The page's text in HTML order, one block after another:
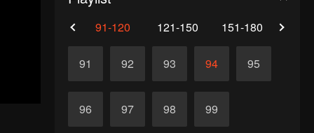
91-120 121-150 151-180
91 92 93 94 95
96 97 98 99